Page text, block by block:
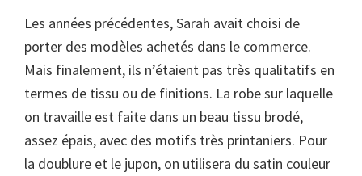
Les années précédentes, Sarah avait choisi de
porter des modèles achetés dans le commerce.
Mais finalement, ils n’étaient pas très qualitatifs en
termes de tissu ou de finitions. La robe sur laquelle
on travaille est faite dans un beau tissu brodé,
assez épais, avec des motifs très printaniers. Pour
la doublure et le jupon, on utilisera du satin couleur